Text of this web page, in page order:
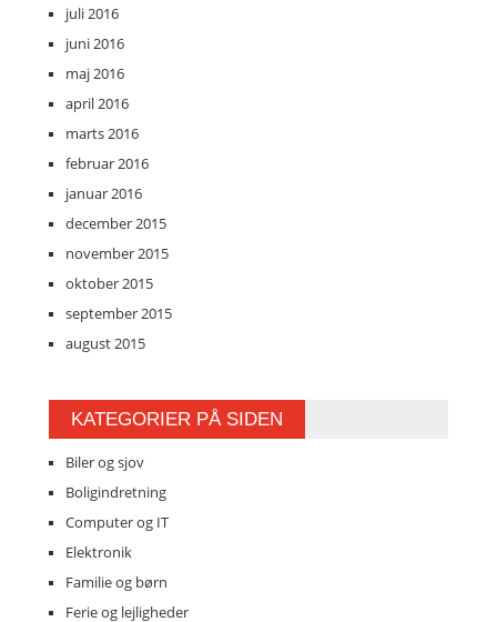
juli 2016
juni 2016
maj 2016
april 2016
marts 2016
februar 2016
januar 2016
december 2015
november 2015
oktober 2015
september 2015
august 2015
KATEGORIER PÅ SIDEN
Biler og sjov
Boligindretning
Computer og IT
Elektronik
Familie og børn
Ferie og lejligheder